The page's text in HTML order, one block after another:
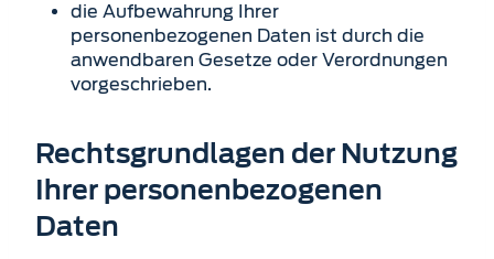
die Aufbewahrung Ihrer
personenbezogenen Daten ist durch die
anwendbaren Gesetze oder Verordnungen
vorgeschrieben.
Rechtsgrundlagen der Nutzung
Ihrer personenbezogenen
Daten